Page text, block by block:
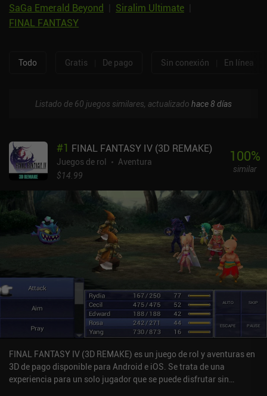
SaGa Emerald Beyond
Siralim Ultimate
FINAL FANTASY
Todo Gratis De pago Sin conexión En línea
Listado de 60 juegos similares, actualizado hace 8 días
#1 FINAL FANTASY IV (3D REMAKE)
Juegos de rol
Aventura
$14.99
100%
similar
FINAL FANTASY IV (3D REMAKE) es un juego de rol y aventuras en
3D de pago disponible para Android e iOS. Se trata de una
experiencia para un solo jugador que se puede disfrutar sin